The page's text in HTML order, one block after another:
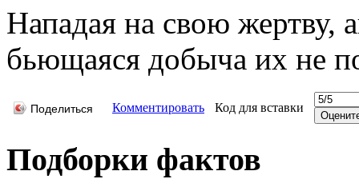
Нападая на свою жертву,
бьющаяся добыча их не
Поделиться Комментировать Код для вставки
Подборки фактов